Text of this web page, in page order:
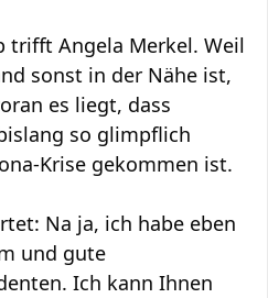
trifft Angela Merkel. Weil
sonst in der Nähe ist,
es liegt, dass
so glimpflich
Krise gekommen ist.
Na ja, ich habe eben
und gute
Ich kann Ihnen